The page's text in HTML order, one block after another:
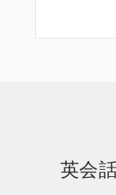
英会